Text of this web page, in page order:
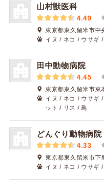
山村獣医科
4.49
東京都東久留米市中
イヌ / ネコ / ウサギ /
田中動物病院
4.45
東京都東久留米市東
イヌ / ネコ / ウサギ
ット / リス / 鳥
どんぐり動物病院
4.33
東京都東久留米市下
イヌ / ネコ / ウサギ /